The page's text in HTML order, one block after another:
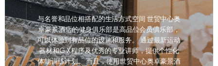
与名誉和品位相搭配的生活方式空间 世贸中心奥
卓豪景酒店的健身俱乐部是高品位会员俱乐部，
可以体验到有品位的设施和服务。 通过最新运动
器材和G.X程序及优秀的专业讲师，提供个性化
体能训练计划。 而且，使用世贸中心奥卓豪景酒